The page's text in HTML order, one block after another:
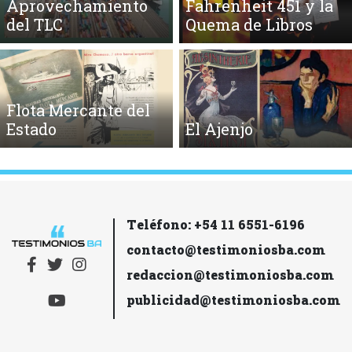
Aprovechamiento
del TLC
Fahrenheit 451 y la
Quema de Libros
Flota Mercante del
Estado
El Ajenjo
Teléfono: +54 11 6551-6196
contacto@testimoniosba.com
redaccion@testimoniosba.com
publicidad@testimoniosba.com